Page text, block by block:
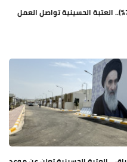
بلغت نسبة الإنجاز في الهيكل أكثر من (75%).. العتبة الحسينية تواصل العمل